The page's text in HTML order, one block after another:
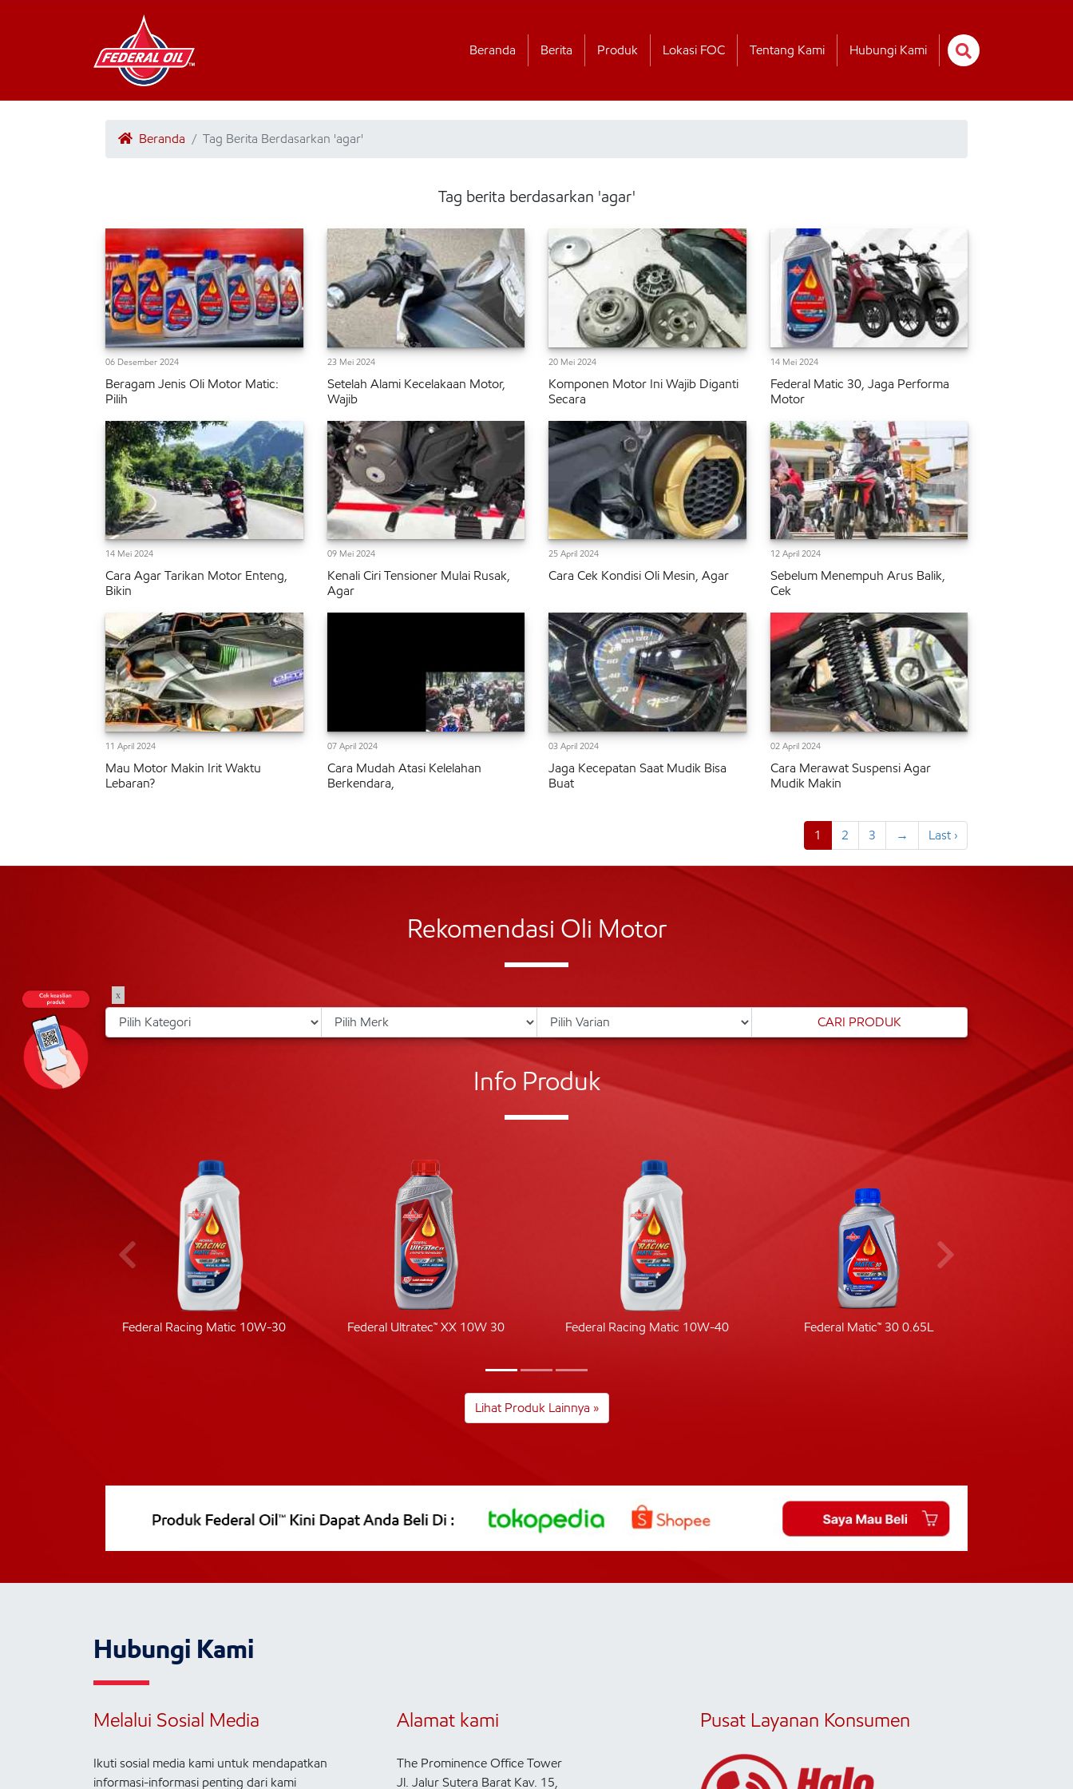
Beranda Berita Produk Lokasi FOC Tentang Kami Hubungi Kami
Beranda Tag Berita Berdasarkan 'agar'
Tag berita berdasarkan 'agar'
06 Desember 2024
Beragam Jenis Oli Motor Matic:
Pilih
23 Mei 2024
Setelah Alami Kecelakaan Motor,
Wajib
20 Mei 2024
Komponen Motor Ini Wajib Diganti
Secara
14 Mei 2024
Federal Matic 30, Jaga Performa
Motor
14 Mei 2024
Cara Agar Tarikan Motor Enteng,
Bikin
09 Mei 2024
Kenali Ciri Tensioner Mulai Rusak,
Agar
25 April 2024
Cara Cek Kondisi Oli Mesin, Agar
12 April 2024
Sebelum Menempuh Arus Balik,
Cek
11 April 2024
Mau Motor Makin Irit Waktu
Lebaran?
07 April 2024
Cara Mudah Atasi Kelelahan
Berkendara,
03 April 2024
Jaga Kecepatan Saat Mudik Bisa
Buat
02 April 2024
Cara Merawat Suspensi Agar
Mudik Makin
1 2 3 → Last ›
Rekomendasi Oli Motor
Info Produk
Federal Racing Matic 10W-30 Federal Ultratec™ XX 10W 30 Federal Racing Matic 10W-40 Federal Matic™ 30 0.65L
Lihat Produk Lainnya »
Hubungi Kami
Melalui Sosial Media
Ikuti sosial media kami untuk mendapatkan
informasi-informasi penting dari kami
Alamat kami
The Prominence Office Tower
Jl. Jalur Sutera Barat Kav. 15,
Pusat Layanan Konsumen
x